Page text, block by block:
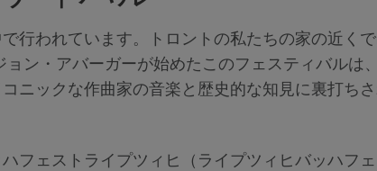
行われています。トロントの私たちの家の近くで
ン・アバーガーが始めたこのフェスティバルは
ニックな作曲家の音楽と歴史的な知見に裏打ち
フェストライプツィヒ（ライプツィヒバッハフ